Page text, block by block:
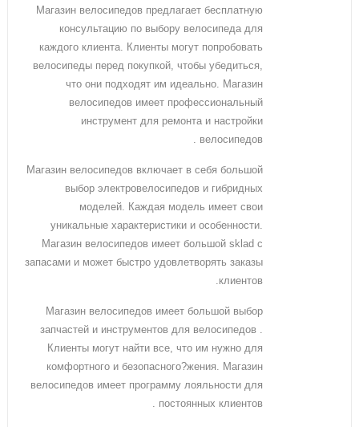
Магазин велосипедов предлагает бесплатную
консультацию по выбору велосипеда для
каждого клиента. Клиенты могут попробовать
велосипеды перед покупкой, чтобы убедиться,
что они подходят им идеально. Магазин
велосипедов имеет профессиональный
инструмент для ремонта и настройки
велосипедов .
Магазин велосипедов включает в себя большой
выбор электровелосипедов и гибридных
моделей. Каждая модель имеет свои
уникальные характеристики и особенности.
Магазин велосипедов имеет большой sklad с
запасами и может быстро удовлетворять заказы
клиентов.
Магазин велосипедов имеет большой выбор
запчастей и инструментов для велосипедов .
Клиенты могут найти все, что им нужно для
комфортного и безопасного?жения. Магазин
велосипедов имеет программу лояльности для
постоянных клиентов .